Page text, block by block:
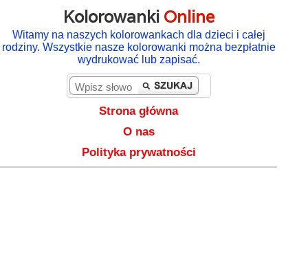
Kolorowanki Online
Witamy na naszych kolorowankach dla dzieci i całej
rodziny. Wszystkie nasze kolorowanki można bezpłatnie
wydrukować lub zapisać.
Strona główna
O nas
Polityka prywatności